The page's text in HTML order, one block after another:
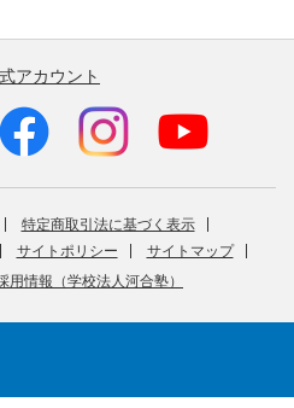
アカウント
特定商取引法に基づく表示
サイトポリシー
サイトマップ
用情報（学校法人河合塾）